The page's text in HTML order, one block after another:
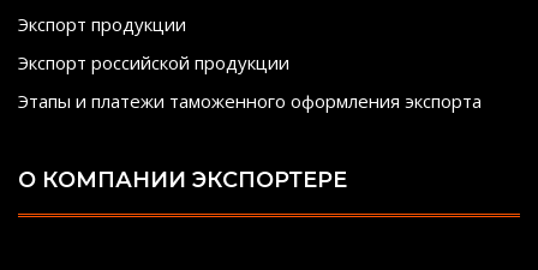
Экспорт продукции
Экспорт российской продукции
Этапы и платежи таможенного оформления экспорта
О КОМПАНИИ ЭКСПОРТЕРЕ